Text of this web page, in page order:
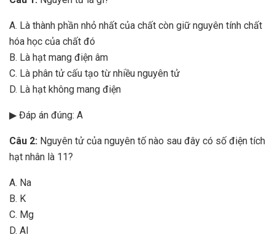
A. Là thành phần nhỏ nhất của chất còn giữ nguyên tính chất
hóa học của chất đó
B. Là hạt mang điện âm
C. Là phân tử cấu tạo từ nhiều nguyên tử
D. Là hạt không mang điện
▶ Đáp án đúng: A
Câu 2: Nguyên tử của nguyên tố nào sau đây có số điện tích
hạt nhân là 11?
A. Na
B. K
C. Mg
D. Al